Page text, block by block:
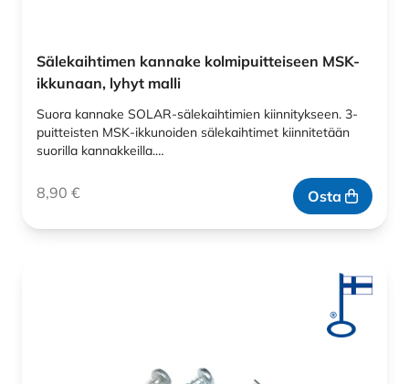
Sälekaihtimen kannake kolmipuitteiseen MSK-
ikkunaan, lyhyt malli
Suora kannake SOLAR-sälekaihtimien kiinnitykseen. 3-
puitteisten MSK-ikkunoiden sälekaihtimet kiinnitetään
suorilla kannakkeilla.…
8,90 € Osta